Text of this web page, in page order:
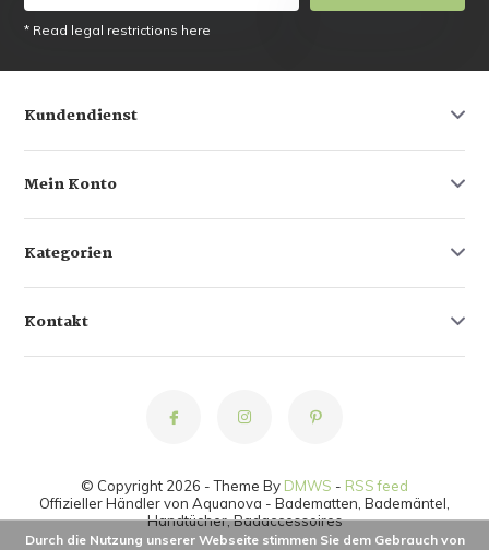
* Read legal restrictions here
Kundendienst
Mein Konto
Kategorien
Kontakt
© Copyright 2026 - Theme By DMWS - RSS feed
Offizieller Händler von Aquanova - Badematten, Bademäntel,
Handtücher, Badaccessoires
Durch die Nutzung unserer Webseite stimmen Sie dem Gebrauch von